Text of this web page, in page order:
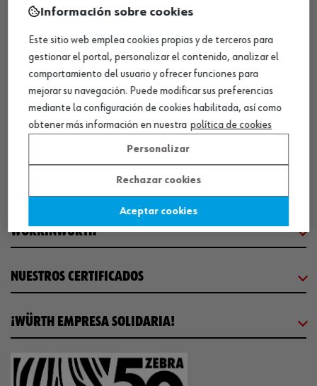
SEDE CENTRAL
CENTRO LOGÍSTICO / MUSEO
WORKINWÜRTH
NUESTROS CERTIFICADOS
¡WÜRTH EMPRESA SOLIDARIA!
Información sobre cookies
Este sitio web emplea cookies propias y de terceros para
gestionar el portal, personalizar el contenido, analizar el
comportamiento del usuario y ofrecer funciones para
mejorar su navegación. Puede modificar sus preferencias
mediante la configuración de cookies habilitada, así como
obtener más información en nuestra política de cookies
Personalizar
Rechazar cookies
Aceptar cookies